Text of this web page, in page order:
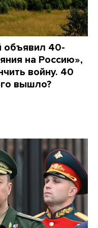
объявил 40-
на Россию»,
войну. 40
вышло?